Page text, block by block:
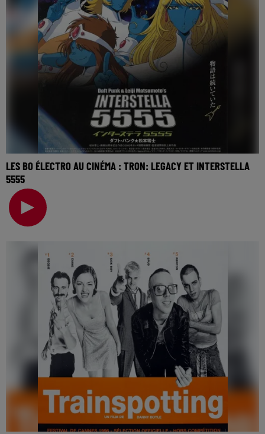
LES BO ÉLECTRO AU CINÉMA : TRON: LEGACY ET INTERSTELLA
5555
La music story du jour c’est celle des BO électro au
cinéma… Puisqu’on parle de cinéma cette semaine